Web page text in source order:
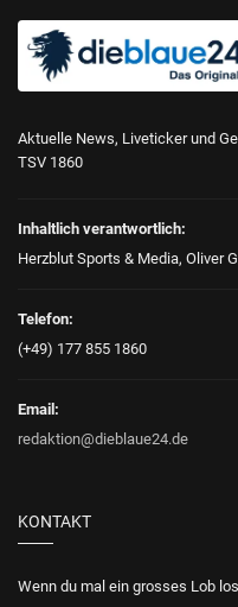
Aktuelle News, Liveticker und
TSV 1860
Inhaltlich verantwortlich:
Herzblut Sports & Media, Oliver
Telefon:
(+49) 177 855 1860
Email:
redaktion@dieblaue24.de
KONTAKT
Wenn du mal ein grosses Lob